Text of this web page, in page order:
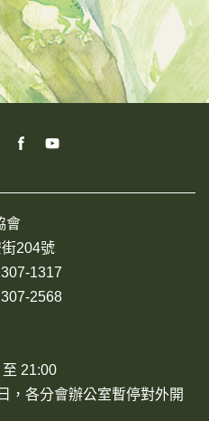
會
204號
1317
2568
21:00
，各分會辦公室暫停對外開